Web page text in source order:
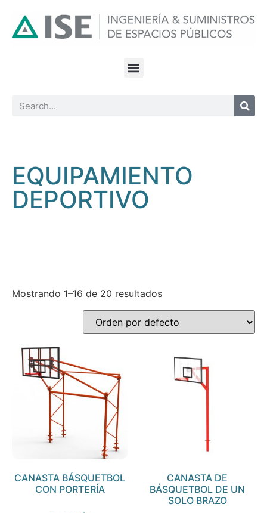
EQUIPAMIENTO
DEPORTIVO
Mostrando 1–16 de 20 resultados
CANASTA BÁSQUETBOL
CON PORTERÍA
CANASTA DE
BÁSQUETBOL DE UN
SOLO BRAZO